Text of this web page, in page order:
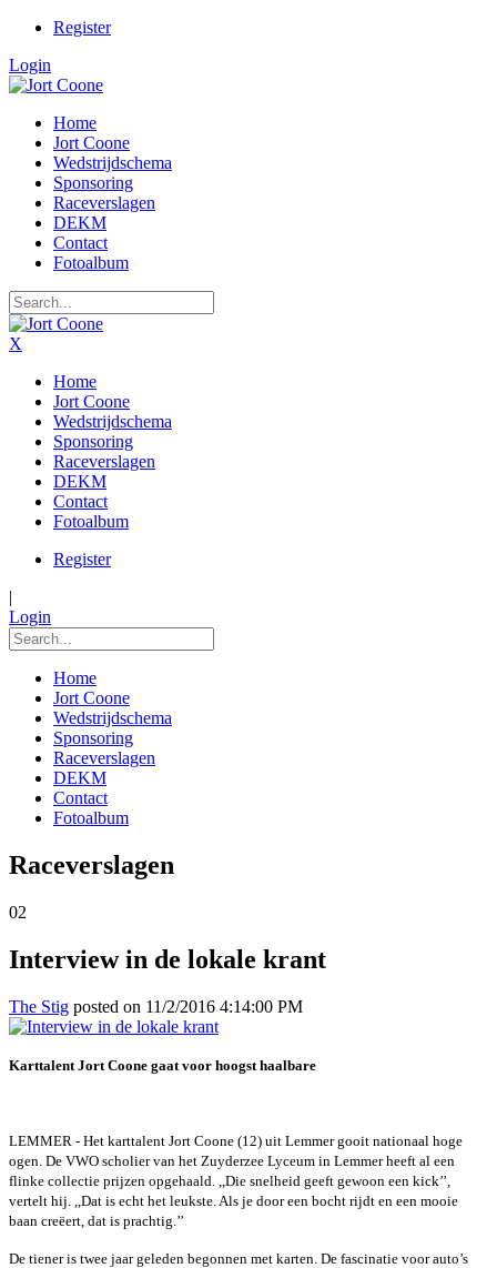
Register
Login
Home
Jort Coone
Wedstrijdschema
Sponsoring
Raceverslagen
DEKM
Contact
Fotoalbum
X
Home
Jort Coone
Wedstrijdschema
Sponsoring
Raceverslagen
DEKM
Contact
Fotoalbum
Register
|
Login
Home
Jort Coone
Wedstrijdschema
Sponsoring
Raceverslagen
DEKM
Contact
Fotoalbum
Raceverslagen
02
Interview in de lokale krant
The Stig posted on 11/2/2016 4:14:00 PM
Karttalent Jort Coone gaat voor hoogst haalbare
LEMMER - Het karttalent Jort Coone (12) uit Lemmer gooit nationaal hoge
ogen. De VWO scholier van het Zuyderzee Lyceum in Lemmer heeft al een
flinke collectie prijzen opgehaald. ,,Die snelheid geeft gewoon een kick’’,
vertelt hij. ,,Dat is echt het leukste. Als je door een bocht rijdt en een mooie
baan creëert, dat is prachtig.’’
De tiener is twee jaar geleden begonnen met karten. De fascinatie voor auto’s